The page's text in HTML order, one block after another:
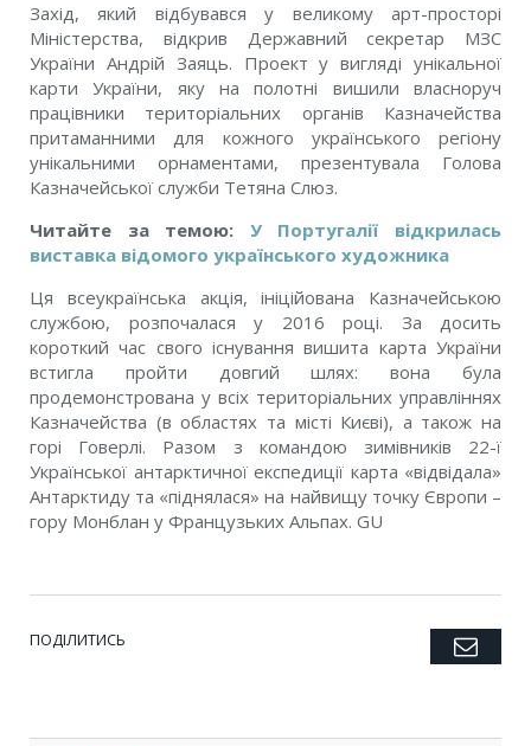
Захід, який відбувався у великому арт-просторі
Міністерства, відкрив Державний секретар МЗС
України Андрій Заяць. Проект у вигляді унікальної
карти України, яку на полотні вишили власноруч
працівники територіальних органів Казначейства
притаманними для кожного українського регіону
унікальними орнаментами, презентувала Голова
Казначейської служби Тетяна Слюз.
Читайте за темою: У Португалії відкрилась
виставка відомого українського художника
Ця всеукраїнська акція, ініційована Казначейською
службою, розпочалася у 2016 році. За досить
короткий час свого існування вишита карта України
встигла пройти довгий шлях: вона була
продемонстрована у всіх територіальних управліннях
Казначейства (в областях та місті Києві), а також на
горі Говерлі. Разом з командою зимівників 22-ї
Української антарктичної експедиції карта «відвідала»
Антарктиду та «піднялася» на найвищу точку Європи –
гору Монблан у Французьких Альпах. GU
ПОДІЛИТИСЬ Twitter
Facebook
Google+
Pinterest
LinkedIn
Tumblr